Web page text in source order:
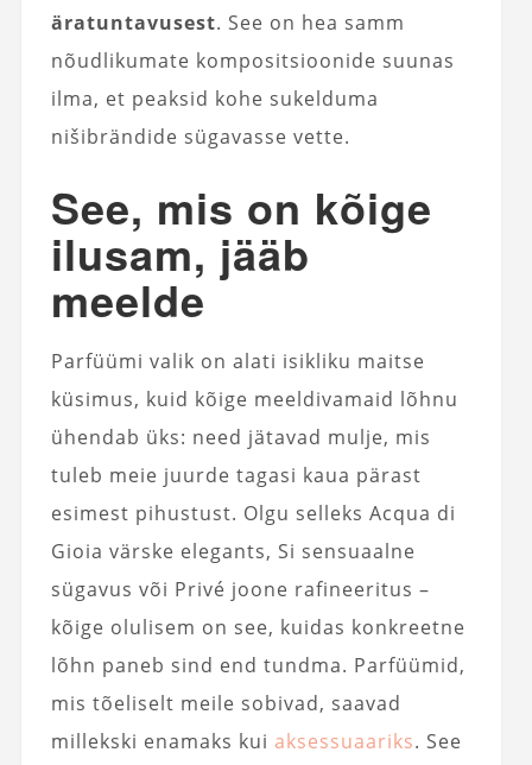
äratuntavusest. See on hea samm
nõudlikumate kompositsioonide suunas
ilma, et peaksid kohe sukelduma
nišibrändide sügavasse vette.
See, mis on kõige
ilusam, jääb
meelde
Parfüümi valik on alati isikliku maitse
küsimus, kuid kõige meeldivamaid lõhnu
ühendab üks: need jätavad mulje, mis
tuleb meie juurde tagasi kaua pärast
esimest pihustust. Olgu selleks Acqua di
Gioia värske elegants, Si sensuaalne
sügavus või Privé joone rafineeritus –
kõige olulisem on see, kuidas konkreetne
lõhn paneb sind end tundma. Parfüümid,
mis tõeliselt meile sobivad, saavad
millekski enamaks kui aksessuaariks. See